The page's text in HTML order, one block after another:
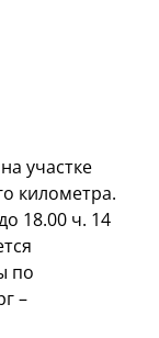
участке
километра.
18.00 ч. 14
по
–